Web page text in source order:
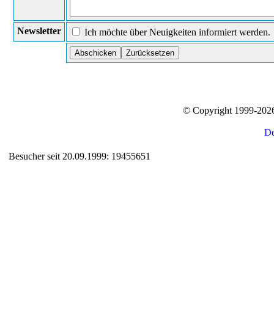
Newsletter Ich möchte über Neuigkeiten informiert werden.
© Copyright 1999-
Besucher seit 20.09.1999: 19455651